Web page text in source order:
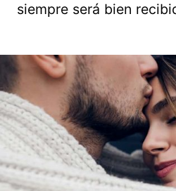
siempre será bien